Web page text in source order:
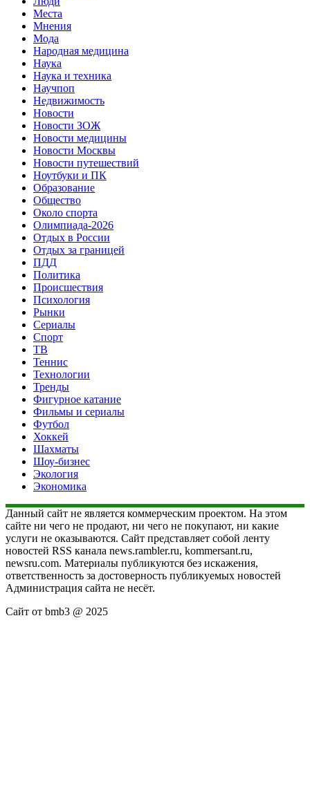
Места
Мнения
Мода
Народная медицина
Наука
Наука и техника
Научпоп
Недвижимость
Новости
Новости ЗОЖ
Новости медицины
Новости Москвы
Новости путешествий
Ноутбуки и ПК
Образование
Общество
Около спорта
Олимпиада-2026
Отдых в России
Отдых за границей
ПДД
Политика
Происшествия
Психология
Рынки
Сериалы
Спорт
ТВ
Теннис
Технологии
Тренды
Фигурное катание
Фильмы и сериалы
Футбол
Хоккей
Шахматы
Шоу-бизнес
Экология
Экономика
Данный сайт не является коммерческим проектом. На этом
сайте ни чего не продают, ни чего не покупают, ни какие
услуги не оказываются. Сайт представляет собой ленту
новостей RSS канала news.rambler.ru, kommersant.ru,
newsru.com. Материалы публикуются без искажения,
ответственность за достоверность публикуемых новостей
Администрация сайта не несёт.
Сайт от bmb3 @ 2025